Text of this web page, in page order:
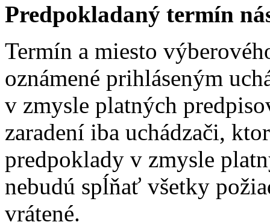
Predpokladaný termín
Termín a miesto
oznámené prihláseným
v zmysle platných
zaradení iba uchádzači,
predpoklady v zmysle
nebudú spĺňať všetky
vrátené.